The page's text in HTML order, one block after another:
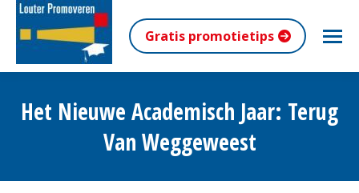
Gratis promotietips
Het Nieuwe Academisch Jaar: Terug
Van Weggeweest